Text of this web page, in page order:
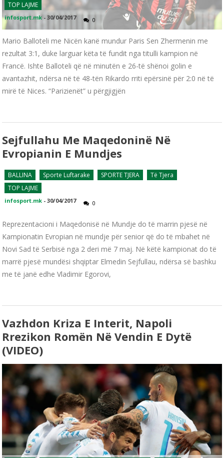
TOP LAJME
infosport.mk -30/04/2017 0
Mario Balloteli me Nicën kanë mundur Paris Sen Zhermenin me
rezultat 3:1, duke larguar këta të fundit nga titulli kampion në
Francë. Ishte Balloteli që në minutën e 26-të shënoi golin e
avantazhit, ndërsa në të 48-tën Rikardo rriti epërsinë për 2:0 në të
mirë të Nices. “Parizienët” u përgjigjën
Sejfullahu Me Maqedoninë Në
Evropianin E Mundjes
BALLINA Sporte Luftarake SPORTE TJERA
Të Tjera
TOP LAJME
infosport.mk -30/04/2017 0
Reprezentacioni i Maqedonisë në Mundje do të marrin pjesë në
Kampionatin Evropian në mundje për senior që do të mbahet në
Novi Sad të Serbisë nga 2 deri më 7 maj. Në këtë kampionat do të
marrë pjesë mundësi shqiptar Elmedin Sejfullau, ndërsa së bashku
me të janë edhe Vladimir Egorovi,
Vazhdon Kriza E Interit, Napoli
Rrezikon Romën Në Vendin E Dytë
(VIDEO)